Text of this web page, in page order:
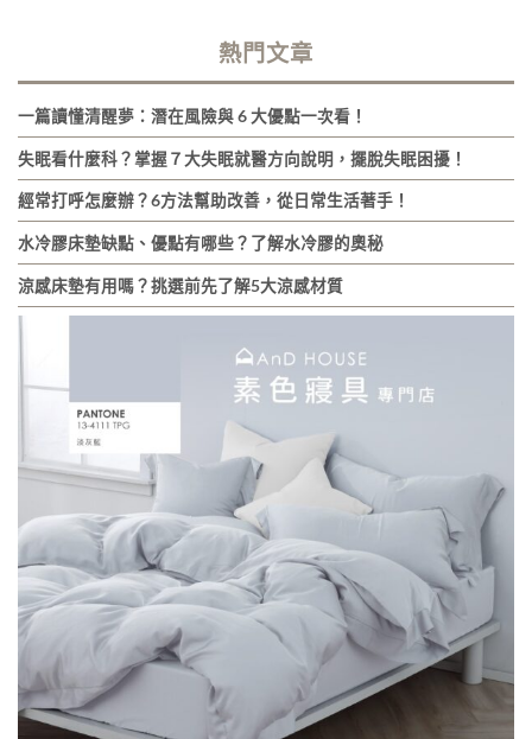
熱門文章
一篇讀懂清醒夢：潛在風險與 6 大優點一次看！
失眠看什麼科？掌握７大失眠就醫方向說明，擺脫失眠困擾！
經常打呼怎麼辦？6方法幫助改善，從日常生活著手！
水冷膠床墊缺點、優點有哪些？了解水冷膠的奧秘
涼感床墊有用嗎？挑選前先了解5大涼感材質